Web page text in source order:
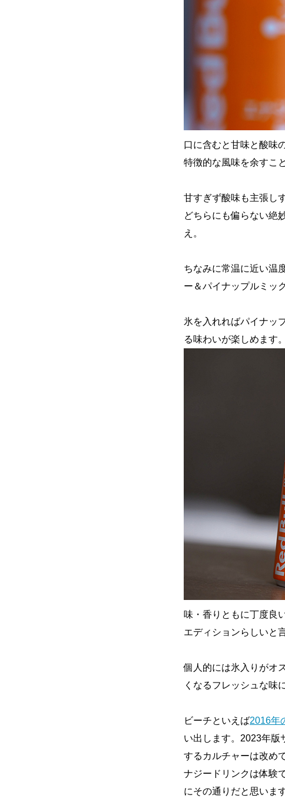
口に含むと甘味と酸味
特徴的な風味を余すこ
甘すぎず酸味も主張し
どちらにも偏らない絶
え。
ちなみに常温に近い温
ー＆パイナップルミッ
氷を入れればパイナッ
る味わいが楽しめます。
味・香りともに丁度良
エディションらしいと
個人的には氷入りがオ
くなるフレッシュな味
ビーチといえば2016年
い出します。2023年版
するカルチャーは改め
ナジードリンクは体験
にその通りだと思います